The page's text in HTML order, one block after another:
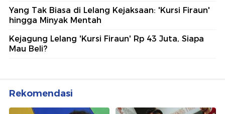
Yang Tak Biasa di Lelang Kejaksaan: 'Kursi Firaun'
hingga Minyak Mentah
Kejagung Lelang 'Kursi Firaun' Rp 43 Juta, Siapa
Mau Beli?
Rekomendasi